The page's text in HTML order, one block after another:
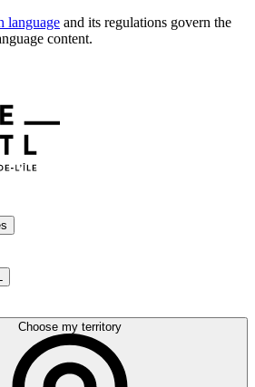
language and its regulations govern the
content.
Choose my territory